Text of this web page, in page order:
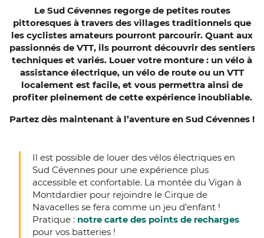
Le Sud Cévennes regorge de petites routes
pittoresques à travers des villages traditionnels que
les cyclistes amateurs pourront parcourir. Quant aux
passionnés de VTT, ils pourront découvrir des sentiers
techniques et variés. Louer votre monture : un vélo à
assistance électrique, un vélo de route ou un VTT
localement est facile, et vous permettra ainsi de
profiter pleinement de cette expérience inoubliable.
Partez dès maintenant à l’aventure en Sud Cévennes !
Il est possible de louer des vélos électriques en
Sud Cévennes pour une expérience plus
accessible et confortable. La montée du Vigan à
Montdardier pour rejoindre le Cirque de
Navacelles se fera comme un jeu d’enfant !
Pratique : notre carte des points de recharges
pour vos batteries !